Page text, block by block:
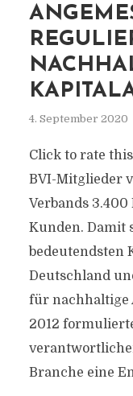
4. September 2020
Click to rate
BVI-Mitglieder
Verbands
Kunden. Damit
bedeutendsten
Deutschland
für nachhaltige
2012
Branche eine